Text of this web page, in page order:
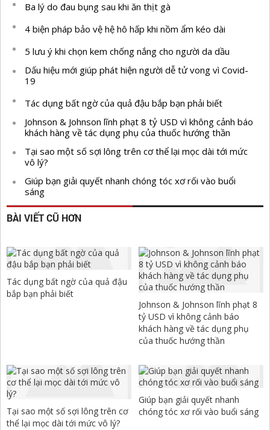
Ba lý do đau bụng sau khi ăn thịt gà
4 biện pháp bảo vệ hệ hô hấp khi nồm ẩm kéo dài
5 lưu ý khi chọn kem chống nắng cho người da dầu
Dấu hiệu mới giúp phát hiện người dễ tử vong vì Covid-
19
Tác dụng bất ngờ của quả đậu bắp bạn phải biết
Johnson & Johnson lĩnh phạt 8 tỷ USD vì không cảnh báo
khách hàng về tác dụng phụ của thuốc hướng thần
Tại sao một số sợi lông trên cơ thể lại mọc dài tới mức
vô lý?
Giúp bạn giải quyết nhanh chóng tóc xơ rối vào buổi
sáng
BÀI VIẾT CŨ HƠN
Tác dụng bất ngờ của quả đậu
bắp bạn phải biết
Johnson & Johnson lĩnh phạt 8
tỷ USD vì không cảnh báo
khách hàng về tác dụng phụ
của thuốc hướng thần
Tại sao một số sợi lông trên cơ
thể lại mọc dài tới mức vô lý?
Giúp bạn giải quyết nhanh
chóng tóc xơ rối vào buổi sáng